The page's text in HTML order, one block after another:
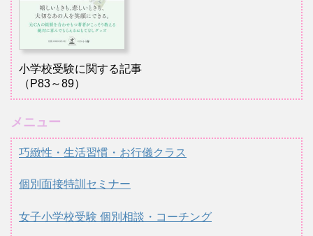
小学校受験に関する記事
（P83～89）
メニュー
巧緻性・生活習慣・お行儀クラス
個別面接特訓セミナー
女子小学校受験 個別相談・コーチング